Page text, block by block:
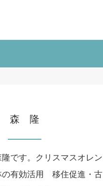
森 隆
です。クリスマスオレン
の有効活用 移住促進・古